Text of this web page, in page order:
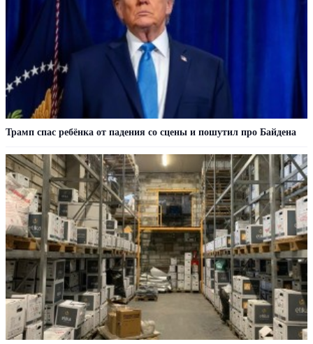
Трамп спас ребёнка от падения со сцены и пошутил про Байдена